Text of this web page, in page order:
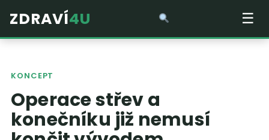
ZDRAVÍ4U ☰
KONCEPT
Operace střev a
konečníku již nemusí